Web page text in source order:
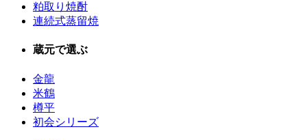
粕取り焼酎
連続式蒸留焼
蔵元で選ぶ
金龍
米鶴
樽平
初会シリーズ